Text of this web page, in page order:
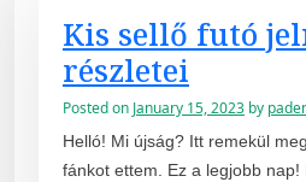
Kis sellő futó
részletei
Posted on January 15, 2023 by
Helló! Mi újság? Itt remekül
fánkot ettem. Ez a legjobb nap!